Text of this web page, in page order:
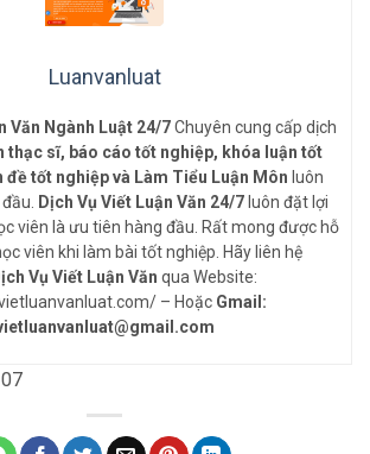
Luanvanluat
Văn Ngành Luật 24/7Chuyên cung cấp dịch
thạc sĩ, báo cáo tốt nghiệp, khóa luận tốt
đề tốt nghiệp và Làm Tiểu Luận Môn luôn
Dịch Vụ Viết Luận Văn 24/7luôn đặt lợi
viên là ưu tiên hàng đầu. Rất mong được hỗ
viên khi làm bài tốt nghiệp. Hãy liên hệ
Vụ Viết Luận Văn qua Website:
– Hoặc Gmail: